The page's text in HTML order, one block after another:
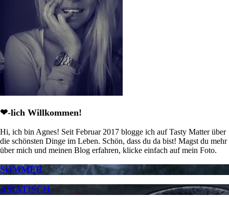
❤-lich Willkommen!
Hi, ich bin Agnes! Seit Februar 2017 blogge ich auf Tasty Matter über
die schönsten Dinge im Leben. Schön, dass du da bist! Magst du mehr
über mich und meinen Blog erfahren, klicke einfach auf mein Foto.
SOMMER
ASIATISCH